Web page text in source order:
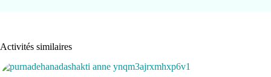
Activités similaires